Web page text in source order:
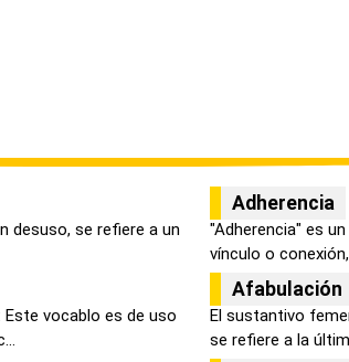
desuso, se refiere a un
Adherencia
"Adherencia" es
vínculo o
vocablo es de uso
Afabulación
El sustantivo
se refiere a la